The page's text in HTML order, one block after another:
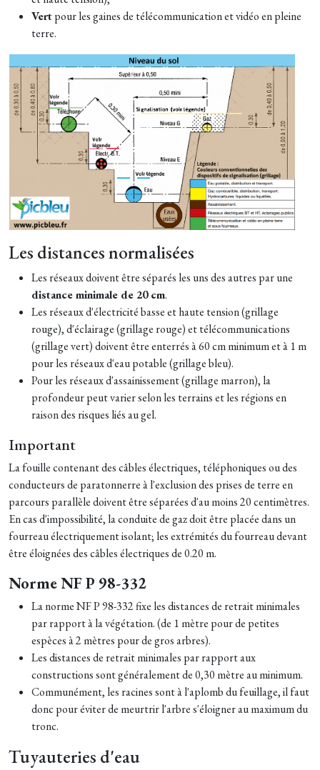
Vertpour les gaines de télécommunication et vidéo en pleine
terre.
Les distances normalisées
Les réseaux doivent être séparés les uns des autres par une
distance minimale de 20 cm.
Les réseaux d'électricité basse et haute tension (grillage
rouge), d'éclairage (grillage rouge) et télécommunications
(grillage vert) doivent être enterrés à 60 cm minimum et à 1 m
pour les réseaux d'eau potable (grillage bleu).
Pour les réseaux d'assainissement (grillage marron), la
profondeur peut varier selon les terrains et les régions en
raison des risques liés au gel.
Important
La fouille contenant des câbles électriques, téléphoniques ou des
conducteurs de paratonnerre à l'exclusion des prises de terre en
parcours parallèle doivent être séparées d'au moins 20 centimètres.
En cas d'impossibilité, la conduite de gaz doit être placée dans un
fourreau électriquement isolant; les extrémités du fourreau devant
être éloignées des câbles électriques de 0.20 m.
Norme NF P 98-332
La norme NF P 98-332 fixe les distances de retrait minimales
par rapport à la végétation. (de 1 mètre pour de petites
espèces à 2 mètres pour de gros arbres).
Les distances de retrait minimales par rapport aux
constructions sont généralement de 0,30 mètre au minimum.
Communément, les racines sont à l'aplomb du feuillage, il faut
donc pour éviter de meurtrir l'arbre s'éloigner au maximum du
tronc.
Tuyauteries d'eau